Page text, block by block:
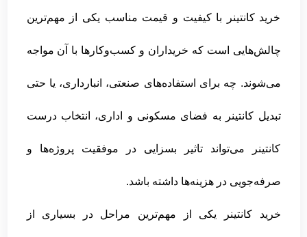
خرید کانتینر با کیفیت و قیمت مناسب یکی از مهم‌ترین
چالش‌هایی است که خریداران و کسب‌وکارها با آن مواجه
می‌شوند. چه برای استفاده‌های صنعتی، انبارداری، یا حتی
تبدیل کانتینر به فضای مسکونی و اداری، انتخاب درست
کانتینر می‌تواند تاثیر بسزایی در موفقیت پروژه‌ها و
صرفه‌جویی در هزینه‌ها داشته باشد.
خرید کانتینر یکی از مهم‌ترین مراحل در بسیاری از